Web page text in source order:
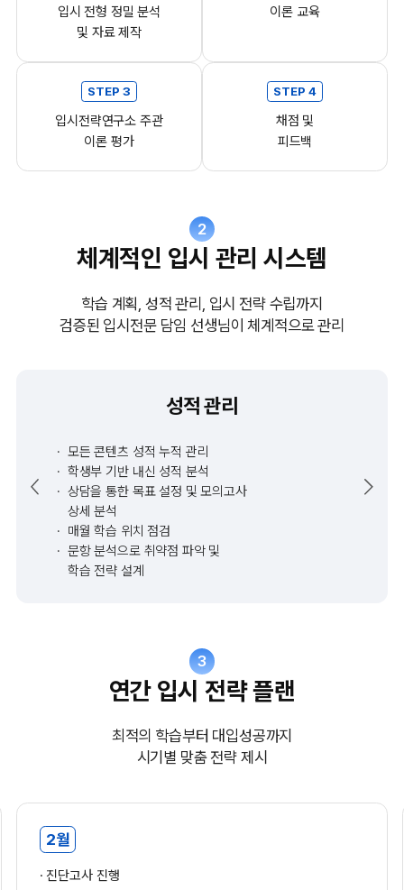
입시 전형 정밀 분석
및 자료 제작
이론 교육
STEP 3
입시전략연구소 주관
이론 평가
STEP 4
채점 및
피드백
2
체계적인 입시 관리 시스템
학습 계획, 성적 관리, 입시 전략 수립까지
검증된 입시전문 담임 선생님이 체계적으로 관리
성적 관리
모든 콘텐츠 성적 누적 관리
학생부 기반 내신 성적 분석
상담을 통한 목표 설정 및 모의고사
상세 분석
매월 학습 위치 점검
문항 분석으로 취약점 파악 및
학습 전략 설계
3
연간 입시 전략 플랜
최적의 학습부터 대입성공까지
시기별 맞춤 전략 제시
2월
진단고사 진행